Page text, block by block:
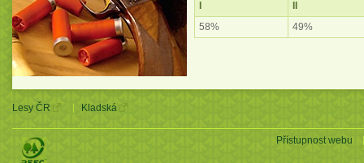
58%
49%
Lesy ČR Kladská
Přístupnost webu